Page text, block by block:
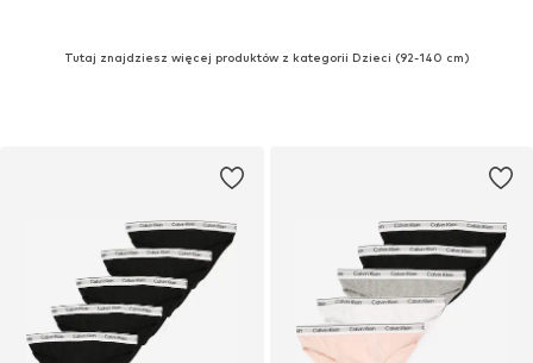
Tutaj znajdziesz więcej produktów z kategorii Dzieci (92-140 cm)